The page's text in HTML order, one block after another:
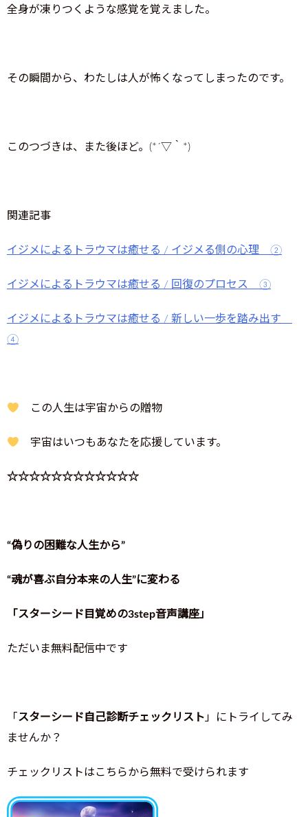
全身が凍りつくような感覚を覚えました。
その瞬間から、わたしは人が怖くなってしまったのです。
このつづきは、また後ほど。(*´▽｀*)
関連記事
イジメによるトラウマは癒せる / イジメる側の心理 ②
イジメによるトラウマは癒せる / 回復のプロセス ③
イジメによるトラウマは癒せる / 新しい一歩を踏み出す
④
この人生は宇宙からの贈物
宇宙はいつもあなたを応援しています。
☆☆☆☆☆☆☆☆☆☆☆☆
“偽りの困難な人生から”
“魂が喜ぶ自分本来の人生”に変わる
「スターシード目覚めの3step音声講座」
ただいま無料配信中です
「 スターシード自己診断チェックリスト」にトライしてみ
ませんか？
チェックリストはこちらから無料で受けられます